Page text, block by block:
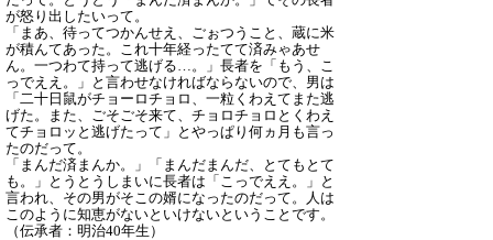
が怒り出したいって。
「まあ、待ってつかんせえ、ごぉつうこと、蔵に米
が積んてあった。これ十年経ったてて済みゃあせ
ん。一つわて持って逃げる…。」長者を「もう、こ
っでええ。」と言わせなければならないので、男は
「二十日鼠がチョーロチョロ、一粒くわえてまた逃
げた。また、ごそごそ来て、チョロチョロとくわえ
てチョロッと逃げたって」とやっぱり何ヵ月も言っ
たのだって。
「まんだ済まんか。」「まんだまんだ、とてもとて
も。」とうとうしまいに長者は「こっでええ。」と
言われ、その男がそこの婿になったのだって。人は
このように知恵がないといけないということです。
（伝承者：明治40年生）